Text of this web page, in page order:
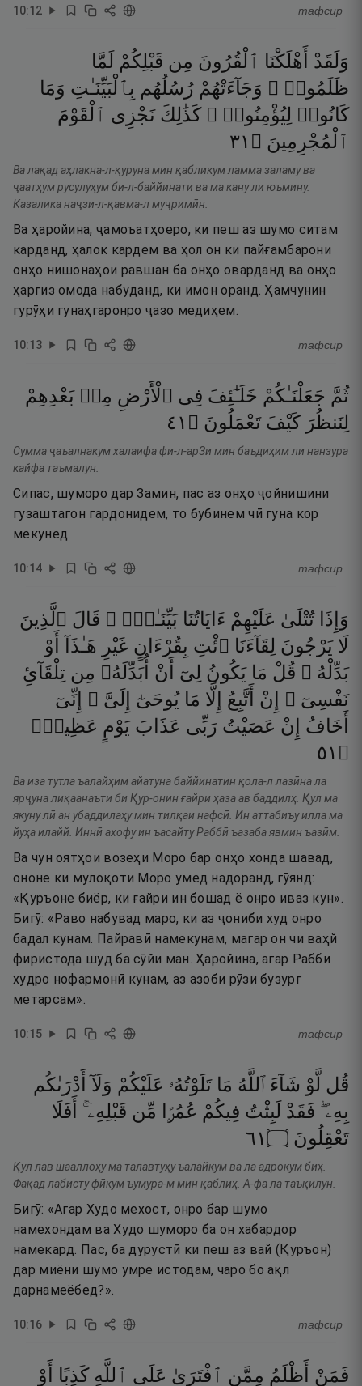
10:12 тафсир
وَلَقَدْ أَهْلَكْنَا ٱلْقُرُونَ مِن قَبْلِكُمْ لَمَّا
ظَلَمُوا۟ ۙ وَجَآءَتْهُمْ رُسُلُهُم بِٱلْبَيِّنَـٰتِ وَمَا
كَانُوا۟ لِيُؤْمِنُوا۟ ۚ كَذَٰلِكَ نَجْزِى ٱلْقَوْمَ
ٱلْمُجْرِمِينَ ۝ ١٣
Ва лақад аҳлакна-л-қуруна мин қабликум ламма заламу ва
ҷаатҳум русулуҳум би-л-баййинати ва ма кану ли юъмину.
Казалика наҷзи-л-қавма-л муҷримӣн.
Ва ҳаройина, ҷамоъатҳоеро, ки пеш аз шумо ситам
карданд, ҳалок кардем ва ҳол он ки пайғамбарони
онҳо нишонаҳои равшан ба онҳо оварданд ва онҳо
ҳаргиз омода набуданд, ки имон оранд. Ҳамчунин
гурӯҳи гунаҳгаронро ҷазо медиҳем.
10:13 тафсир
ثُمَّ جَعَلْنَـٰكُمْ خَلَـٰٓئِفَ فِى ٱلْأَرْضِ مِنۢ بَعْدِهِمْ
لِنَنظُرَ كَيْفَ تَعْمَلُونَ ۝ ١٤
Сумма ҷаъалнакум халаифа фи-л-арЗи мин баъдиҳим ли нанзура
кайфа таъмалун.
Сипас, шуморо дар Замин, пас аз онҳо ҷойнишини
гузаштагон гардонидем, то бубинем чӣ гуна кор
мекунед.
10:14 тафсир
وَإِذَا تُتْلَىٰ عَلَيْهِمْ ءَايَاتُنَا بَيِّنَـٰتٍۢ ۙ قَالَ ٱلَّذِينَ
لَا يَرْجُونَ لِقَآءَنَا ٱئْتِ بِقُرْءَانٍ غَيْرِ هَـٰذَآ
أَوْ
بَدِّلْهُ ۚ قُلْ مَا يَكُونُ لِىٓ أَنْ أُبَدِّلَهُۥ مِن تِلْقَآئِ
نَفْسِىٓ ۖ
إِنْ أَتَّبِعُ إِلَّا مَا يُوحَىٰٓ إِلَىَّ ۖ إِنِّىٓ
أَخَافُ
إِنْ عَصَيْتُ رَبِّى عَذَابَ يَوْمٍ عَظِيمٍۢ
۝ ١٥
Ва иза тутла ъалайҳим айатуна баййинатин қола-л лазӣна ла
ярҷуна лиқаанаъти би Қур-онин ғайри ҳаза ав баддилҳ. Қул ма
якуну лӣ ан убаддилаҳу мин тилқаи нафсӣ. Ин аттабиъу илла ма
йуҳа илайй. Иннӣ ахофу ин ъасайту Раббӣ ъазаба явмин ъазӣм.
Ва чун оятҳои возеҳи Моро бар онҳо хонда шавад,
ононе ки мулоқоти Моро умед надоранд, гӯянд:
«Қуръоне биёр, ки ғайри ин бошад ё онро иваз кун».
Бигӯ: «Раво набувад маро, ки аз ҷониби худ онро
бадал кунам. Пайравӣ намекунам, магар он чи ваҳй
фиристода шуд ба сӯйи ман. Ҳаройина, агар Рабби
худро нофармонӣ кунам, аз азоби рӯзи бузург
метарсам».
10:15 тафсир
قُل لَّوْ شَآءَ ٱللَّهُ مَا تَلَوْتُهُۥ عَلَيْكُمْ وَلَآ أَدْرَىٰكُم
بِهِۦ ۖ فَقَدْ لَبِثْتُ فِيكُمْ عُمُرًۭا مِّن قَبْلِهِۦٓ ۚ أَفَلَا
تَعْقِلُونَ ۝١٦
Қул лав шааллоҳу ма талавтуҳу ъалайкум ва ла адрокум биҳ.
Фақад лабисту фӣкум ъумура-м мин қаблиҳ. А-фа ла таъқилун.
Бигӯ: «Агар Худо мехост, онро бар шумо
намехондам ва Худо шуморо ба он хабардор
намекард. Пас, ба дурустӣ ки пеш аз вай (Қуръон)
дар миёни шумо умре истодам, чаро бо ақл
дарнамеёбед?».
10:16 тафсир
فَمَنْ أَظْلَمُ مِمَّنِ ٱفْتَرَىٰ عَلَى ٱللَّهِ كَذِبًا
أَوْ